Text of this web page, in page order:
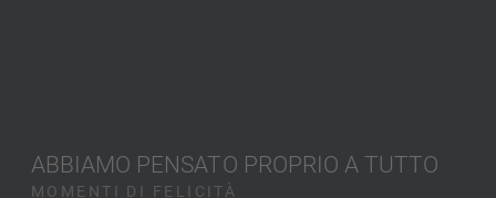
ABBIAMO PENSATO PROPRIO A TUTTO
MOMENTI DI FELICITÀ